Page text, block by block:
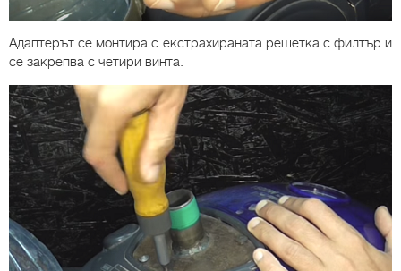
Адаптерът се монтира с екстрахираната решетка с филтър и
се закрепва с четири винта.